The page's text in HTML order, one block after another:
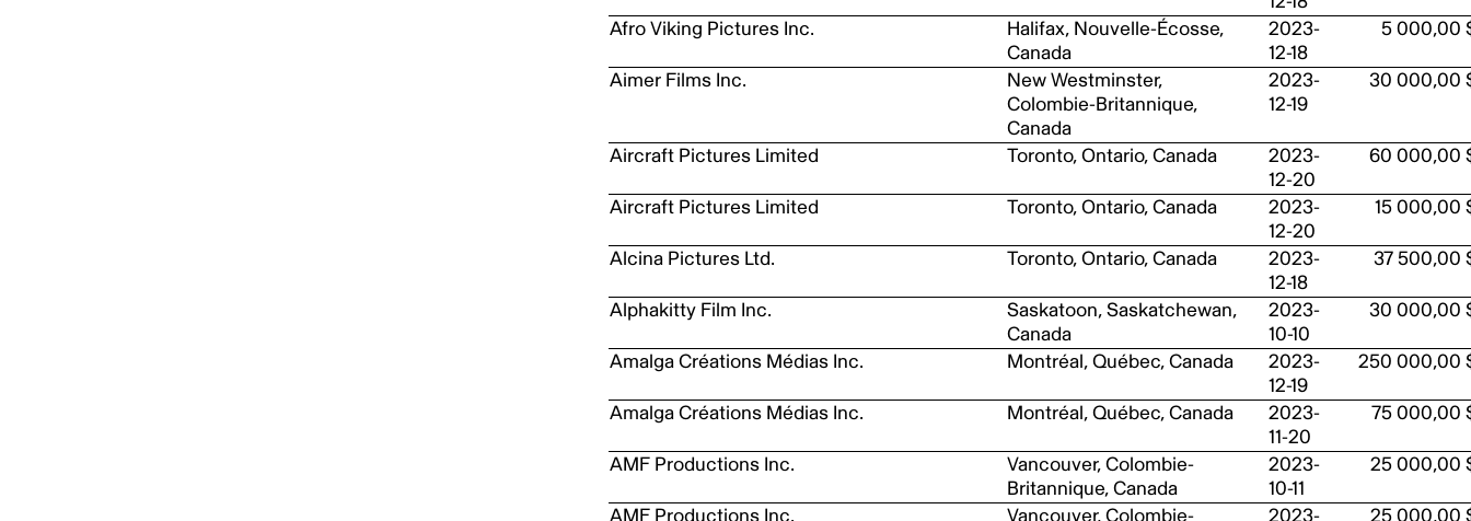
Afro Viking Pictures Inc.
Halifax, Nouvelle-Écosse,
Canada
2023-
12-18
5 000,00
Aimer Films Inc.
New Westminster,
Colombie-Britannique,
Canada
2023-
12-19
30 000,00
Aircraft Pictures Limited Toronto, Ontario, Canada
2023-
12-20
60 000,00
Aircraft Pictures Limited Toronto, Ontario, Canada
2023-
12-20
15 000,00
Alcina Pictures Ltd. Toronto, Ontario, Canada
2023-
12-18
37 500,00
Alphakitty Film Inc.
Saskatoon, Saskatchewan,
Canada
2023-
10-10
30 000,00
Amalga Créations Médias Inc. Montréal, Québec, Canada
2023-
12-19
250 000,00
Amalga Créations Médias Inc. Montréal, Québec, Canada
2023-
11-20
75 000,00
AMF Productions Inc.
Vancouver, Colombie-
Britannique, Canada
2023-
10-11
25 000,00